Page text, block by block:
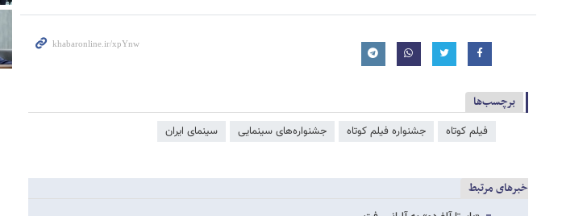
برچسب‌ها
فیلم کوتاه جشنواره فیلم کوتاه جشنواره‌های سینمایی سینمای ایران
خبرهای مرتبط